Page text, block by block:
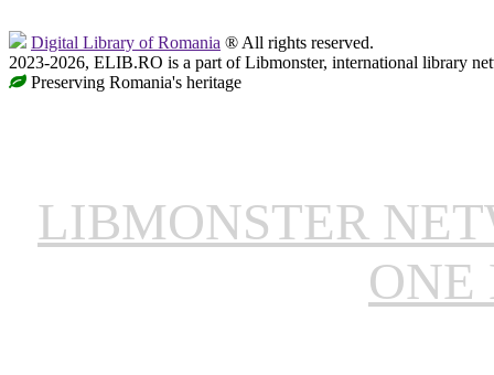
Digital Library of Romania ® All rights reserved.
2023-2026, ELIB.RO is a part of Libmonster, international library
Preserving Romania's heritage
LIBMONSTER
ONE